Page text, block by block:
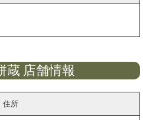
蔵 店舗情報
住所